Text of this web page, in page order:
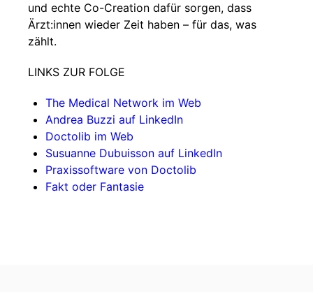
und echte Co-Creation dafür sorgen, dass
Ärzt:innen wieder Zeit haben – für das, was
zählt.
LINKS ZUR FOLGE
The Medical Network im Web
Andrea Buzzi auf LinkedIn
Doctolib im Web
Susuanne Dubuisson auf LinkedIn
Praxissoftware von Doctolib
Fakt oder Fantasie